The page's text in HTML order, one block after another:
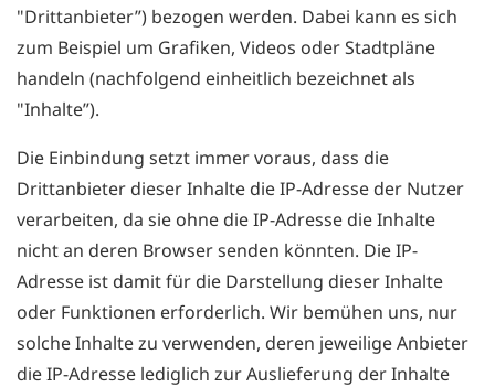
"Drittanbieter”) bezogen werden. Dabei kann es sich
zum Beispiel um Grafiken, Videos oder Stadtpläne
handeln (nachfolgend einheitlich bezeichnet als
"Inhalte”).
Die Einbindung setzt immer voraus, dass die
Drittanbieter dieser Inhalte die IP-Adresse der Nutzer
verarbeiten, da sie ohne die IP-Adresse die Inhalte
nicht an deren Browser senden könnten. Die IP-
Adresse ist damit für die Darstellung dieser Inhalte
oder Funktionen erforderlich. Wir bemühen uns, nur
solche Inhalte zu verwenden, deren jeweilige Anbieter
die IP-Adresse lediglich zur Auslieferung der Inhalte